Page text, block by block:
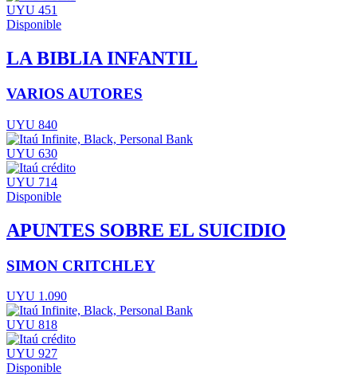
UYU 451
Disponible
LA BIBLIA INFANTIL
VARIOS AUTORES
UYU 840
UYU 630
UYU 714
Disponible
APUNTES SOBRE EL SUICIDIO
SIMON CRITCHLEY
UYU 1.090
UYU 818
UYU 927
Disponible